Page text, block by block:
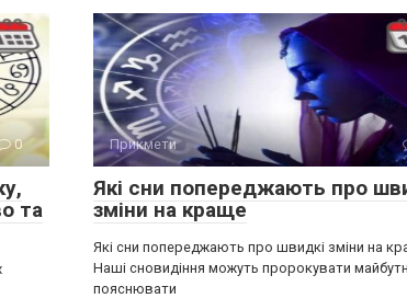
0
та
Прикмети
Які сни попереджають про
зміни на краще
Які сни попереджають про швидкі зміни на
Наші сновидіння можуть пророкувати
пояснювати